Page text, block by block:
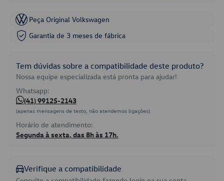
Peça Original Volkswagen
Garantia de 3 meses de fábrica
Tem dúvidas sobre a compatibilidade deste produto?
Nossa equipe especializada está pronta para ajudar!
Whatsapp:
(41) 99125-2143
(apenas mensagens de texto, não atendemos ligações)
Horário de atendimento:
Segunda à sexta, das 8h às 17h.
Verifique a compatibilidade